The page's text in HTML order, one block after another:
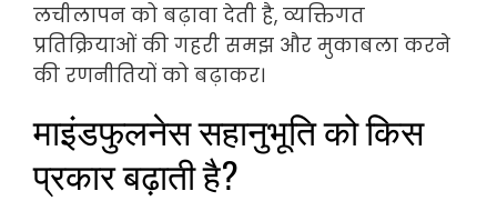
लचीलापन को बढ़ावा देती है, व्यक्तिगत
प्रतिक्रियाओं की गहरी समझ और मुकाबला करने
की रणनीतियों को बढ़ाकर।
माइंडफुलनेस सहानुभूति को किस
प्रकार बढ़ाती है?